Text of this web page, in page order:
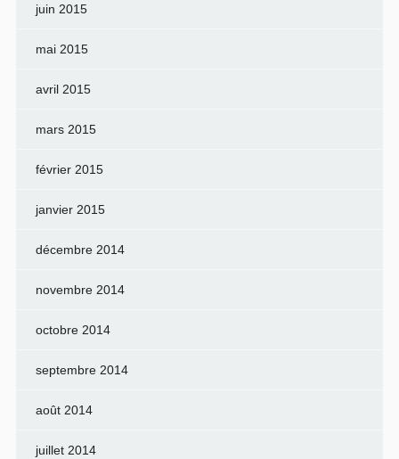
juin 2015
mai 2015
avril 2015
mars 2015
février 2015
janvier 2015
décembre 2014
novembre 2014
octobre 2014
septembre 2014
août 2014
juillet 2014